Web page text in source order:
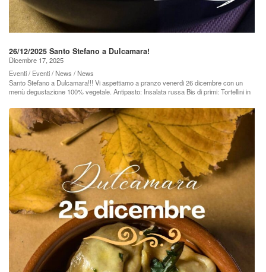
26/12/2025 Santo Stefano a Dulcamara!
Dicembre 17, 2025
Eventi / Eventi / News / News
Santo Stefano a Dulcamara!!! Vi aspettiamo a pranzo venerdi 26 dicembre con un
menù degustazione 100% vegetale. Antipasto: Insalata russa Bis di primi: Tortellini in
patate rustiche al forno e cime di rapa saltate in padella con zest di limone e
peperoncino Dolce: Crostata con marmellata di albicocche Questo menù,
comprensivo di acqua naturale e frizzante, caffè e pane artigianale di nostra
produzione, ha un costo di 40 euro. Menù ridotto pensato per bimb* (da richiedere al
momento della prenotazione): pasta corta in bianco con olio o con la nostra passata
artigianale di pomodoro o panna vegetale e piselli. Patate rustiche al forno con
maionese. Muffin al cacao con gocce di cioccolato. Il menù ridotto comprende un
succo di frutta bio e pane di nostra produzione e ha un costo di 15 euro. Entrambi i
menù sono 100% vegetali. I menù potrebbero subire alcune lievi modifiche. Per
prenotazioni e informazioni vi chiediamo di chiamaci allo 051796643 oppure scrivici alla
mail agriturismo@coopdulcamara.it Orario di apertura: 12.30 – 14.00. Vi aspettiamo!...